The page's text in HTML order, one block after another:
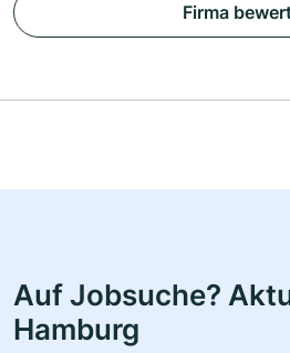
Firma
Auf Jobsuche?
Hamburg